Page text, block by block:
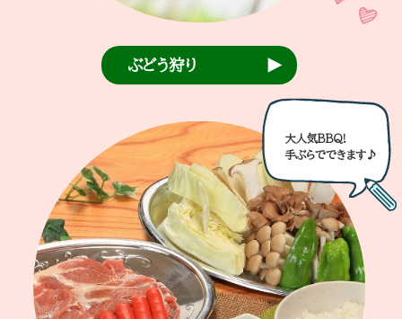
ぶどう狩り
大人気BBQ!
手ぶらでできます♪